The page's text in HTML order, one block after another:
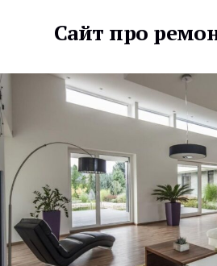
Сайт про